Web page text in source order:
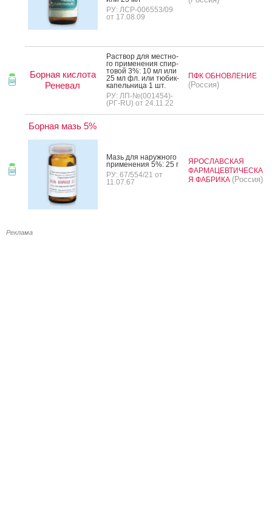
РУ: ЛСР-006553/09
от 17.08.09
Борная кислота
Реневал
Рас­твор для мес­тно­
го при­мене­ния спир­
то­вой 3%: 10 мл или
25 мл фл. или тю­бик-
ка­пель­ни­ца 1 шт.
РУ: ЛП-№(001454)-
(РГ-RU) от 24.11.22
ПФК ОБНОВЛЕНИЕ
(Россия)
Борная мазь 5%
Мазь для на­руж­но­го
при­мене­ния 5%: 25 г
РУ: 67/554/21 от
11.07.67
ЯРОСЛАВСКАЯ
ФАРМАЦЕВТИЧЕСКА
Я ФАБРИКА (Россия)
Реклама